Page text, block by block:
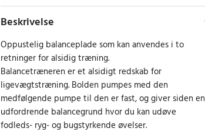
Beskrivelse
Oppustelig balanceplade som kan anvendes i to
retninger for alsidig træning.
Balancetræneren er et alsidigt redskab for
ligevægtstræning. Bolden pumpes med den
medfølgende pumpe til den er fast, og giver siden en
udfordrende balancegrund hvor du kan udøve
fodleds- ryg- og bugstyrkende øvelser.